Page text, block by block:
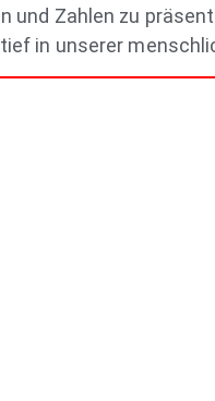
Zahlen zu
in unserer